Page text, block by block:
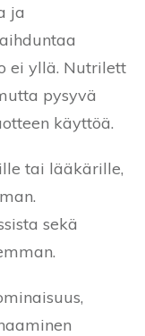
ja
ei yllä. Nutrilett
pysyvä
käyttöä.
tai lääkärille,
sekä